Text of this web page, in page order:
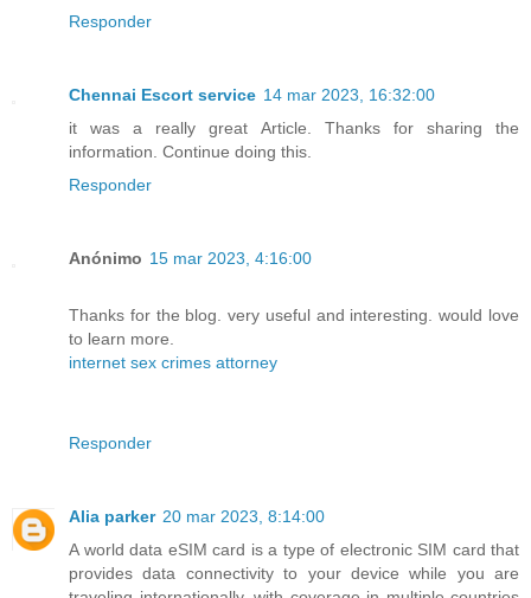
Responder
Chennai Escort service 14 mar 2023, 16:32:00
it was a really great Article. Thanks for sharing the
information. Continue doing this.
Responder
Anónimo 15 mar 2023, 4:16:00
Thanks for the blog. very useful and interesting. would love
to learn more.
internet sex crimes attorney
Responder
Alia parker 20 mar 2023, 8:14:00
A world data eSIM card is a type of electronic SIM card that
provides data connectivity to your device while you are